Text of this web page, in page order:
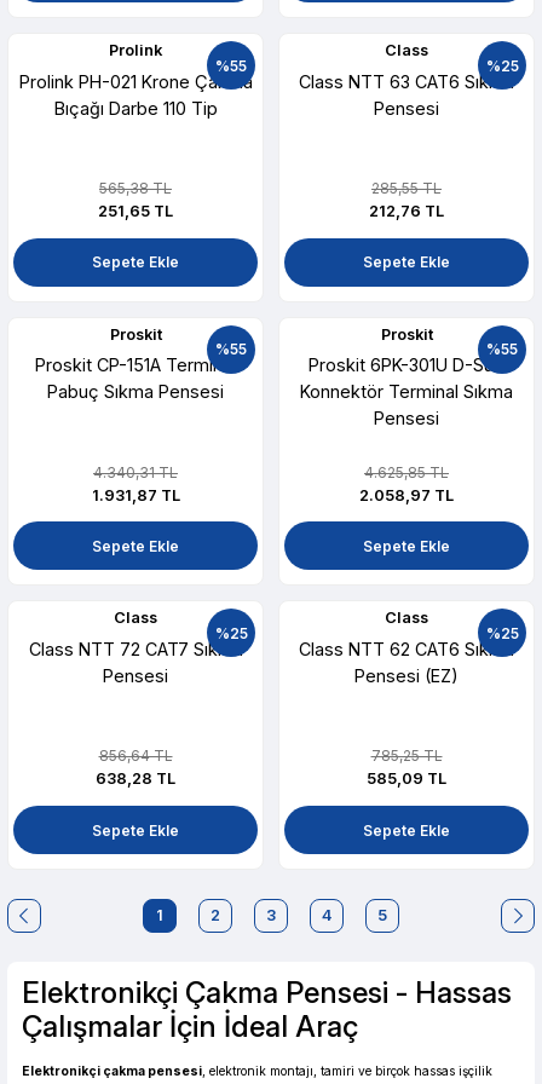
%55
Prolink
Prolink PH-021 Krone Çakma
Bıçağı Darbe 110 Tip
565,38 TL
251,65 TL
Sepete Ekle
%25
Class
Class NTT 63 CAT6 Sıkma
Pensesi
285,55 TL
212,76 TL
Sepete Ekle
%55
Proskit
Proskit CP-151A Terminal
Pabuç Sıkma Pensesi
4.340,31 TL
1.931,87 TL
Sepete Ekle
%55
Proskit
Proskit 6PK-301U D-Sub
Konnektör Terminal Sıkma
Pensesi
4.625,85 TL
2.058,97 TL
Sepete Ekle
%25
Class
Class NTT 72 CAT7 Sıkma
Pensesi
856,64 TL
638,28 TL
Sepete Ekle
%25
Class
Class NTT 62 CAT6 Sıkma
Pensesi (EZ)
785,25 TL
585,09 TL
Sepete Ekle
1 2 3 4 5
Elektronikçi Çakma Pensesi - Hassas
Çalışmalar İçin İdeal Araç
Elektronikçi çakma pensesi , elektronik montajı, tamiri ve birçok hassas işçilik